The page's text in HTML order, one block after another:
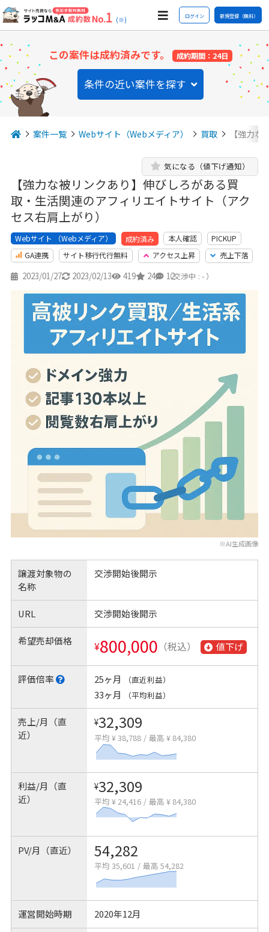
(※) ログイン 新規登録（無料）
この案件は成約済みです。 成約期間：24日
条件の近い案件を探す
案件一覧 Webサイト（Webメディア） 買取 【強力
【強力な被リンクあり】伸びしろがある買
取・生活関連のアフィリエイトサイト（アク
セス右肩上がり）
気になる（値下げ通知）
Webサイト （Webメディア） 成約済み 本人確認
PICKUP
GA連携
サイト移行代行無料 アクセス上昇 売上下落
2023/01/27 2023/02/13 419 24 12
（交渉中 : - ）
※AI生成画像
譲渡対象物の
名称
交渉開始後開示
URL 交渉開始後開示
希望売却価格 ¥800,000 （税込） 値下げ
評価倍率 25ヶ月 （直近利益）
33ヶ月 （平均利益）
売上/月（直
近）
¥32,309
平均 ¥ 38,788 / 最高 ¥ 84,380
利益/月（直
近）
¥32,309
平均 ¥ 24,416 / 最高 ¥ 84,380
PV/月（直近） 54,282
平均 35,601 / 最高 54,282
運営開始時期 2020年12月